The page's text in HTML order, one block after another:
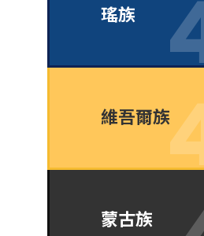
瑤族
維吾爾族
蒙古族